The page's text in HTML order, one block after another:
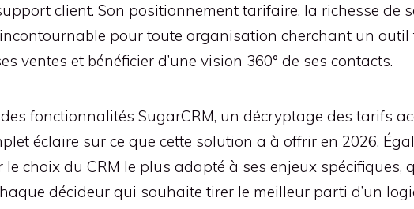
client. Son positionnement tarifaire, la richesse de
pour toute organisation cherchant un
ventes et bénéficier d’une vision 360° de ses contacts.
fonctionnalités SugarCRM, un décryptage des tarifs
éclaire sur ce que cette solution a à offrir en 2026.
choix du CRM le plus adapté à ses enjeux spécifiques,
décideur qui souhaite tirer le meilleur parti d’un